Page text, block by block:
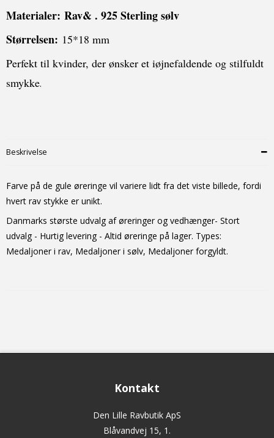
Materialer: Rav& . 925 Sterling sølv
Størrelsen: 15*18 mm
Perfekt til kvinder, der ønsker et iøjnefaldende og stilfuldt
smykke.
Beskrivelse
Farve på de gule øreringe vil variere lidt fra det viste billede, fordi
hvert rav stykke er unikt.
Danmarks største udvalg af øreringer og vedhænger- Stort
udvalg - Hurtig levering - Altid øreringe på lager. Types:
Medaljoner i rav, Medaljoner i sølv, Medaljoner forgyldt.
Kontakt
Den Lille Ravbutik ApS
Blåvandvej 15, 1.